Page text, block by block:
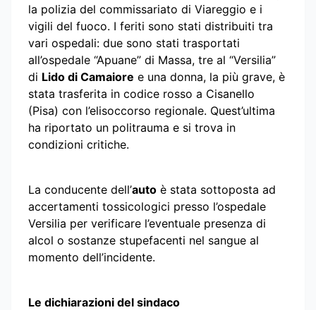
la polizia del commissariato di Viareggio e i
vigili del fuoco. I feriti sono stati distribuiti tra
vari ospedali: due sono stati trasportati
all’ospedale “Apuane” di Massa, tre al “Versilia”
di Lido di Camaiore e una donna, la più grave, è
stata trasferita in codice rosso a Cisanello
(Pisa) con l’elisoccorso regionale. Quest’ultima
ha riportato un politrauma e si trova in
condizioni critiche.
La conducente dell’auto è stata sottoposta ad
accertamenti tossicologici presso l’ospedale
Versilia per verificare l’eventuale presenza di
alcol o sostanze stupefacenti nel sangue al
momento dell’incidente.
Le dichiarazioni del sindaco